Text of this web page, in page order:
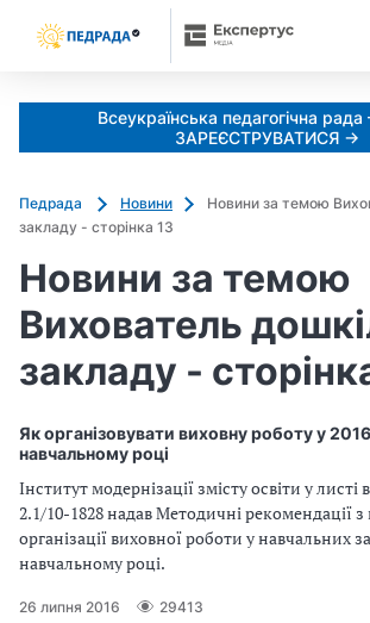
Всеукраїнська педагогічна
ЗАРЕЄСТРУВАТИСЯ →
Педрада Новини
Новини за темою
закладу - сторінка 13
Новини за темою
Вихователь
закладу -
Як організовувати виховну роботу у
навчальному році
Інститут модернізації змісту освіти у листі
2.1/10-1828 надав Методичні рекомендації
організації виховної роботи у навчальних
навчальному році.
26 липня 2016 29413